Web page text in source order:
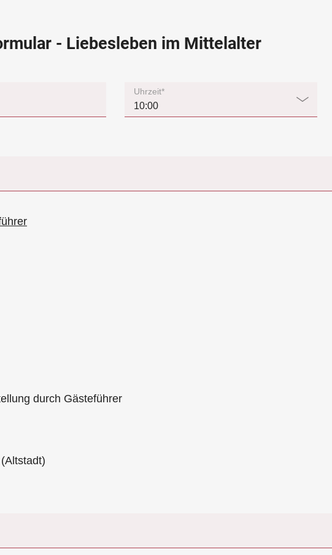
- Liebesleben im Mittelalter
Uhrzeit*
durch Gästeführer